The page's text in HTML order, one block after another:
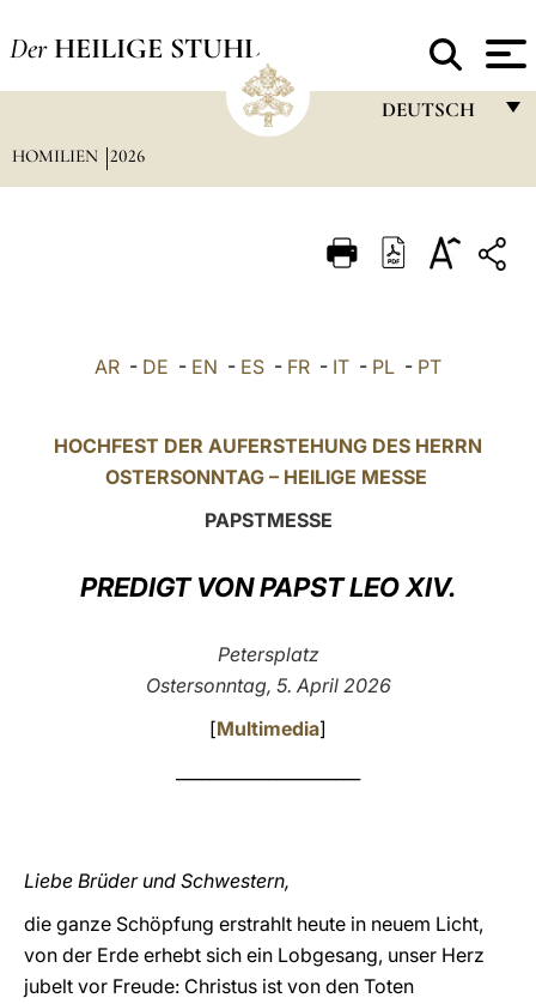
Der HEILIGE STUHL
DEUTSCH
ITALIANO
POLSKI
العربيّة
LATINE
HOMILIEN 2026
AR - DE - EN - ES - FR - IT - PL - PT
HOCHFEST DER AUFERSTEHUNG DES HERRN
OSTERSONNTAG – HEILIGE MESSE
PAPSTMESSE
PREDIGT VON PAPST LEO XIV.
Petersplatz
Ostersonntag, 5. April 2026
[Multimedia]
Liebe Brüder und Schwestern,
die ganze Schöpfung erstrahlt heute in neuem Licht,
von der Erde erhebt sich ein Lobgesang, unser Herz
jubelt vor Freude: Christus ist von den Toten